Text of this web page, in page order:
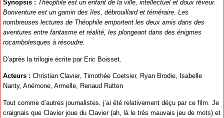
Synopsis : Théophile est un enfant de la ville, intellectuel et doux rêveur.
Bonventure est un gamin des îles, débrouillard et téméraire. Les
nombreuses lectures de Théophile emportent les deux amis dans des
aventures entre fantasme et réalité, les plongeant dans des énigmes
rocambolesques à résoudre.
D’après la trilogie écrite par Eric Boisset.
Acteurs : Christian Clavier, Timothée Coetsier, Ryan Brodie, Isabelle
Nanty, Anémone, Armelle, Renaud Rutten
Tout comme d’autres journalistes, j’ai été relativement déçu par ce film. Je
craignais que Clavier joue du Clavier (ah, là le très mauvais jeu de mots) et